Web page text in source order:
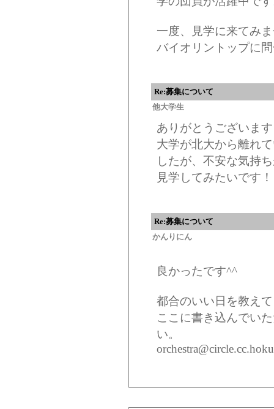
一度、見学に来てみ
バイオリントップに
Re:募集について
他大学生
ありがとうございま
大学が北大から離れ
したが、不安な気持
見学してみたいです！
Re:募集について
かんりにん
良かったです^^
都合のいい日を教え
ここに書き込んでい
い。